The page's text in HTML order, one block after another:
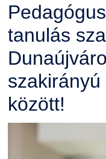
tanulás
között!